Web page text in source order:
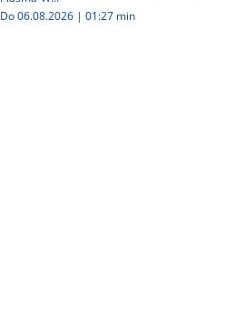
Do 06.08.2026 | 01:27 min